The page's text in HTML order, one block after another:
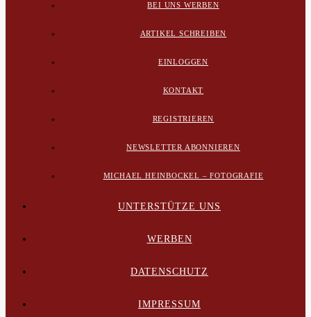
BEI UNS WERBEN
ARTIKEL SCHREIBEN
EINLOGGEN
KONTAKT
REGISTRIEREN
NEWSLETTER ABONNIEREN
MICHAEL HEINBOCKEL – FOTOGRAFIE
UNTERSTÜTZE UNS
WERBEN
DATENSCHUTZ
IMPRESSUM